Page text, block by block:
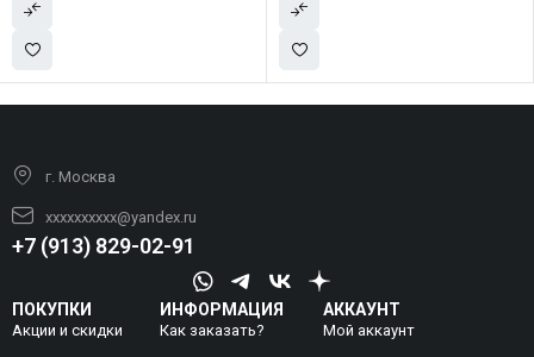
г. Москва
xxxxxxxxxx@yandex.ru
+7 (913) 829-02-91
ПОКУПКИ
Акции и скидки
ИНФОРМАЦИЯ
Как заказать?
АККАУНТ
Мой аккаунт